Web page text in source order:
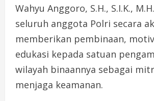
Wahyu Anggoro, S.H., S.I.K.,
seluruh anggota Polri secara
memberikan pembinaan,
edukasi kepada satuan
wilayah binaannya sebagai
menjaga keamanan.